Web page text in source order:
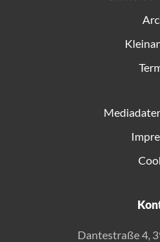
Dantestraße 4,